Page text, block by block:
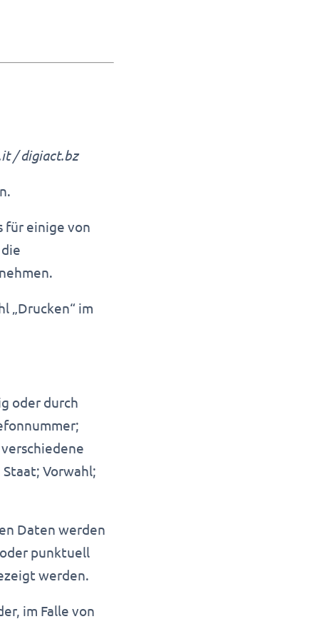
/ digiact.bz
für einige von
„Drucken“ im
oder durch
Vorwahl;
Daten werden
punktuell
werden.
im Falle von